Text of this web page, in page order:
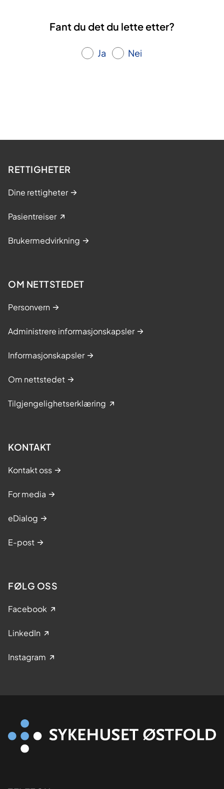
Fant du det du lette etter?
Ja Nei
RETTIGHETER
Dine rettigheter
Pasientreiser
Brukermedvirkning
OM NETTSTEDET
Personvern
Administrere informasjonskapsler
Informasjonskapsler
Om nettstedet
Tilgjengelighetserklæring
KONTAKT
Kontakt oss
For media
eDialog
E-post
FØLG OSS
Facebook
LinkedIn
Instagram